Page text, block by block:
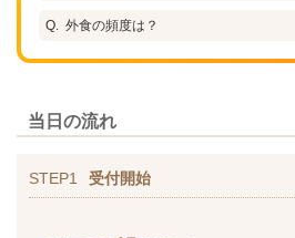
外食の頻度は？
当日の流れ
STEP1 受付開始